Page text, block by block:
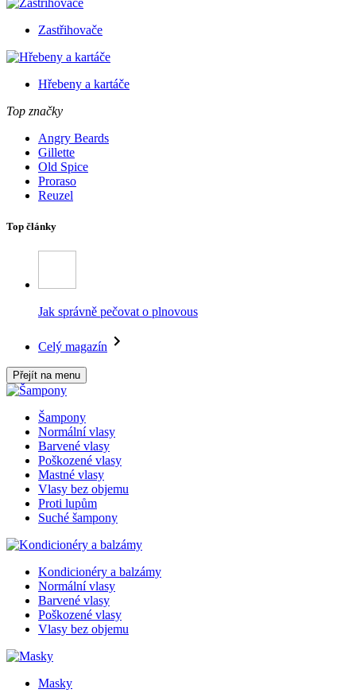
Zastřihovače
Hřebeny a kartáče
Top značky
Angry Beards
Gillette
Old Spice
Proraso
Reuzel
Top články
Jak správně pečovat o plnovous
Celý magazín
Přejít na menu
Šampony
Normální vlasy
Barvené vlasy
Poškozené vlasy
Mastné vlasy
Vlasy bez objemu
Proti lupům
Suché šampony
Kondicionéry a balzámy
Normální vlasy
Barvené vlasy
Poškozené vlasy
Vlasy bez objemu
Masky